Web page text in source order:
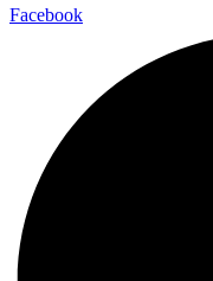
Facebook